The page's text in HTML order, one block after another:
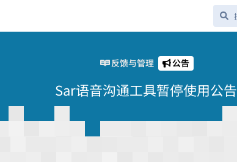
反馈与管理 公告
Sar语音沟通工具暂停使用公告